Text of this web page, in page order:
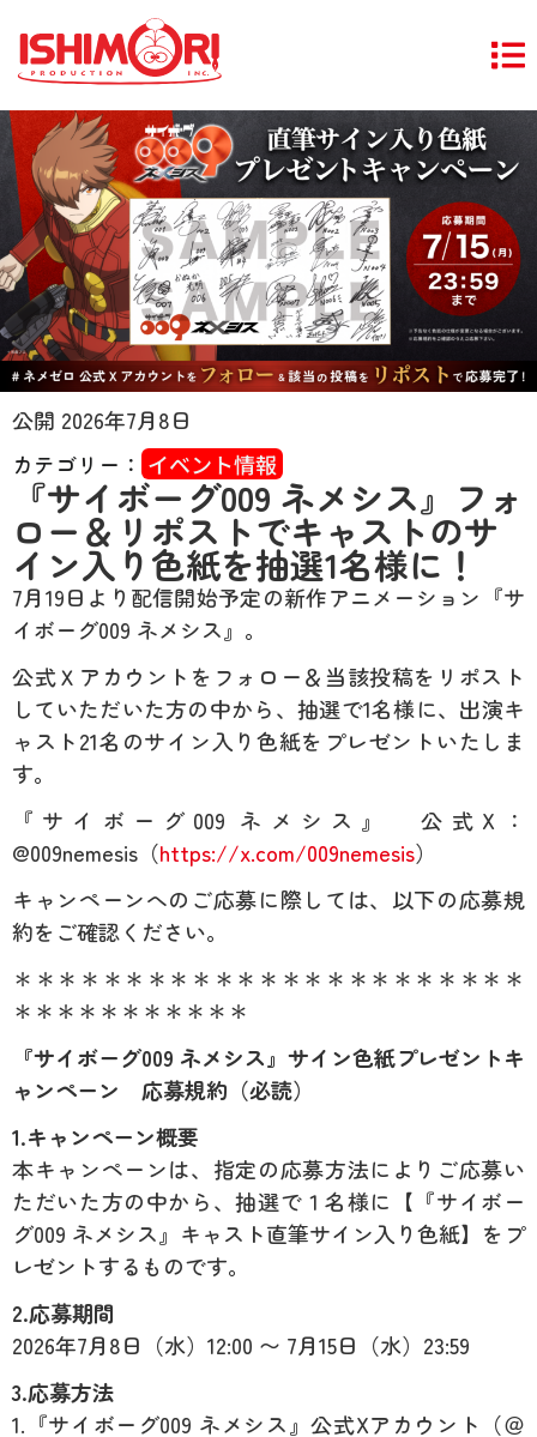
公開 2026年7月8日
カテゴリー： イベント情報
『サイボーグ009 ネメシス』フォ
ロー＆リポストでキャストのサ
イン入り色紙を抽選1名様に！
7月19日より配信開始予定の新作アニメーション『サ
イボーグ009 ネメシス』。
公式Ｘアカウントをフォロー＆当該投稿をリポスト
していただいた方の中から、抽選で1名様に、出演キ
ャスト21名のサイン入り色紙をプレゼントいたしま
す。
『サイボーグ009 ネメシス』 公式X：
@009nemesis（https://x.com/009nemesis）
キャンペーンへのご応募に際しては、以下の応募規
約をご確認ください。
＊＊＊＊＊＊＊＊＊＊＊＊＊＊＊＊＊＊＊＊＊＊＊
＊＊＊＊＊＊＊＊＊＊＊
『サイボーグ009 ネメシス』サイン色紙プレゼントキ
ャンペーン 応募規約（必読）
1.キャンペーン概要
本キャンペーンは、指定の応募方法によりご応募い
ただいた方の中から、抽選で１名様に【『サイボー
グ009 ネメシス』キャスト直筆サイン入り色紙】をプ
レゼントするものです。
2.応募期間
2026年7月8日（水）12:00 〜 7月15日（水）23:59
3.応募方法
1.『サイボーグ009 ネメシス』公式Xアカウント（＠